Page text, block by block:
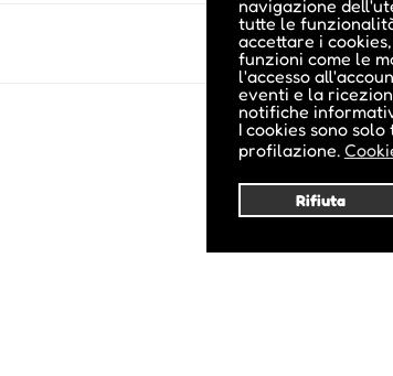
navigazione
tutte le
accettare i
funzioni come le
l'accesso
eventi e la
notifiche
I cookies sono
profilazione.
Rifiuta